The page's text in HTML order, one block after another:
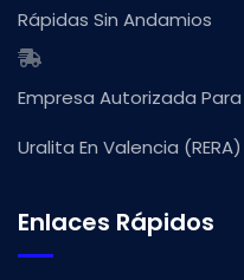
Rápidas Sin Andamios
Empresa Autorizada
Uralita En Valencia (RERA)
Enlaces Rápidos